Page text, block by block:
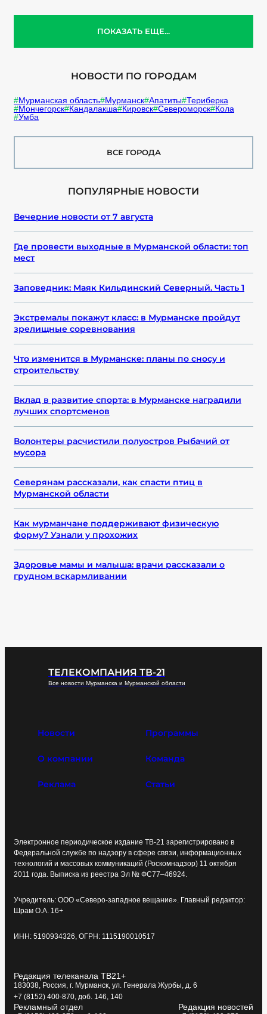
ПОКАЗАТЬ ЕЩЕ...
НОВОСТИ ПО ГОРОДАМ
Мурманская область Мурманск Апатиты Териберка
Мончегорск Кандалакша Кировск Североморск Кола
Умба
ВСЕ ГОРОДА
ПОПУЛЯРНЫЕ НОВОСТИ
Вечерние новости от 7 августа
Где провести выходные в Мурманской области: топ
мест
Заповедник: Маяк Кильдинский Северный. Часть 1
Экстремалы покажут класс: в Мурманске пройдут
зрелищные соревнования
Что изменится в Мурманске: планы по сносу и
строительству
Вклад в развитие спорта: в Мурманске наградили
лучших спортсменов
Волонтеры расчистили полуостров Рыбачий от
мусора
Северянам рассказали, как спасти птиц в
Мурманской области
Как мурманчане поддерживают физическую
форму? Узнали у прохожих
Здоровье мамы и малыша: врачи рассказали о
грудном вскармливании
ТЕЛЕКОМПАНИЯ ТВ-21
Все новости Мурманска и Мурманской области
Новости Программы
О компании Команда
Реклама Статьи
Электронное периодическое издание ТВ-21 зарегистрировано в
Федеральной службе по надзору в сфере связи, информационных
технологий и массовых коммуникаций (Роскомнадзор) 11 октября
2011 года. Выписка из реестра Эл № ФС77–46924.
Учредитель: ООО «Северо-западное вещание». Главный редактор:
Шрам О.А. 16+
ИНН: 5190934326, ОГРН: 1115190010517
Редакция телеканала ТВ21+
183038, Россия, г. Мурманск, ул. Генерала Журбы, д. 6
+7 (8152) 400-870, доб. 146, 140
Рекламный отдел Редакция новостей